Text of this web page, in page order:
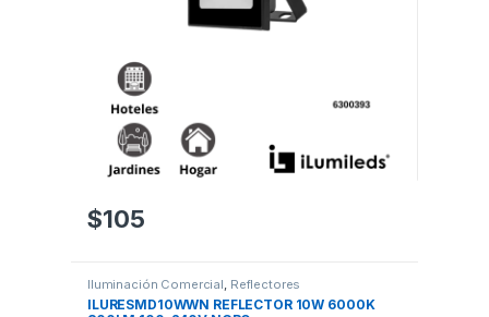
$105
Iluminación Comercial Reflectores
ILURESMD10WWN REFLECTOR 10W 6000K